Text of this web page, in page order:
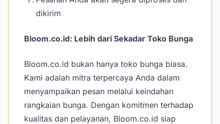
dikirim
Bloom.co.id: Lebih dari Sekadar Toko Bunga
Bloom.co.id bukan hanya toko bunga biasa.
Kami adalah mitra terpercaya Anda dalam
menyampaikan pesan melalui keindahan
rangkaian bunga. Dengan komitmen terhadap
kualitas dan pelayanan, Bloom.co.id siap